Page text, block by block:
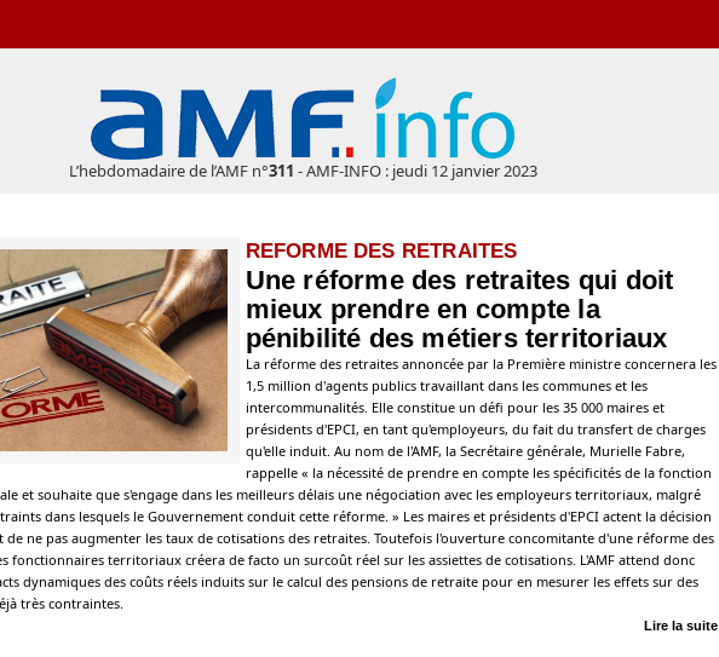
L’hebdomadaire de l’AMF n°311 - AMF-INFO : jeudi 12 janvier 2023
REFORME DES RETRAITES
Une réforme des retraites qui doit
mieux prendre en compte la
pénibilité des métiers territoriaux
La réforme des retraites annoncée par la Première ministre concernera les
1,5 million d'agents publics travaillant dans les communes et les
intercommunalités. Elle constitue un défi pour les 35 000 maires et
présidents d'EPCI, en tant qu'employeurs, du fait du transfert de charges
qu'elle induit. Au nom de l'AMF, la Secrétaire générale, Murielle Fabre,
rappelle « la nécessité de prendre en compte les spécificités de la fonction
et souhaite que s'engage dans les meilleurs délais une négociation avec les employeurs territoriaux, malgré
dans lesquels le Gouvernement conduit cette réforme. » Les maires et présidents d'EPCI actent la décision
ne pas augmenter les taux de cotisations des retraites. Toutefois l'ouverture concomitante d'une réforme des
fonctionnaires territoriaux créera de facto un surcoût réel sur les assiettes de cotisations. L'AMF attend donc
dynamiques des coûts réels induits sur le calcul des pensions de retraite pour en mesurer les effets sur des
très contraintes.
Lire la suite